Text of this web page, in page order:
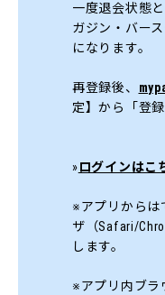
一度退会状態
ガジン・バー
になります。
再登録後、
定】から「登
»ログインはこ
※アプリからは
ザ（Safari/
します。
※アプリ内ブラ